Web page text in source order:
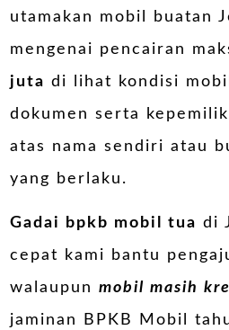
utamakan mobil buatan
mengenai pencairan
juta di lihat kondisi
dokumen serta
atas nama sendiri atau
yang berlaku.
Gadai bpkb mobil tua di
cepat kami bantu
walaupunmobil masih
jaminan BPKB Mobil